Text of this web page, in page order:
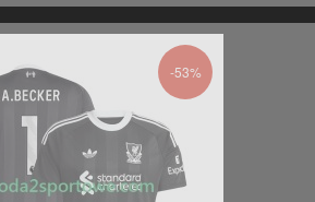
-53%